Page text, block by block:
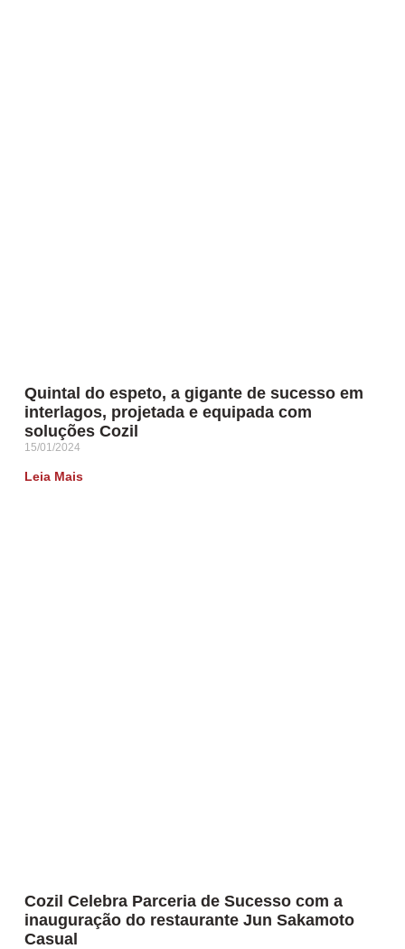
Quintal do espeto, a gigante de sucesso em
interlagos, projetada e equipada com
soluções Cozil
15/01/2024
Leia Mais
Cozil Celebra Parceria de Sucesso com a
inauguração do restaurante Jun Sakamoto
Casual